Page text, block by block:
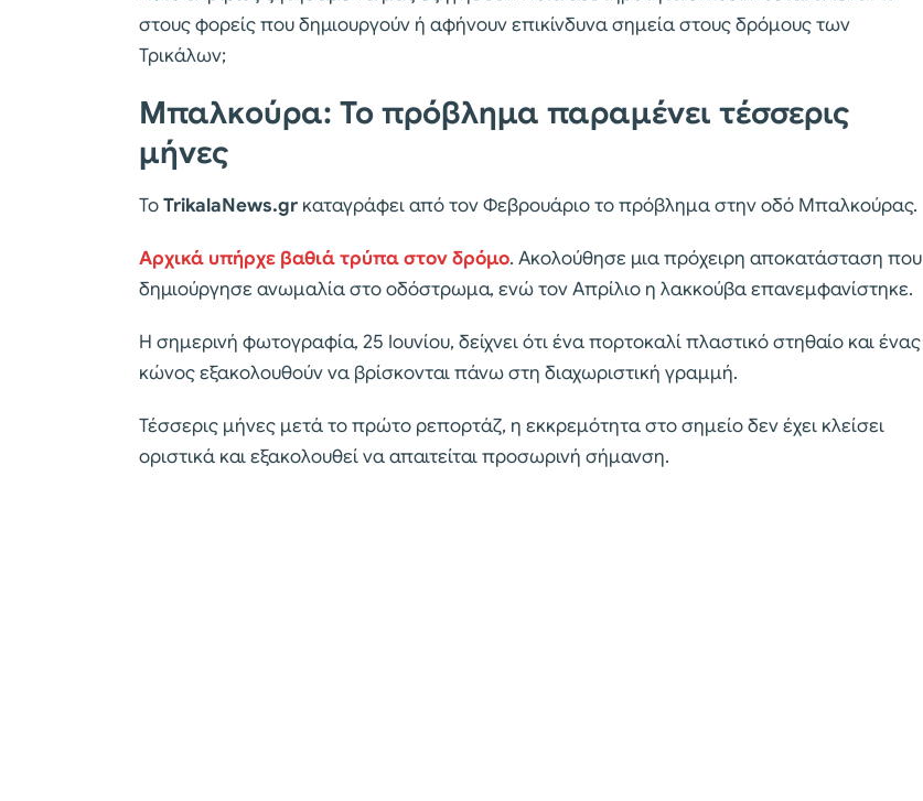
στους φορείς που δημιουργούν ή αφήνουν επικίνδυνα σημεία στους δρόμους των
Τρικάλων;
Μπαλκούρα: Το πρόβλημα παραμένει τέσσερις
μήνες
ΤοTrikalaNews.gr καταγράφει από τον Φεβρουάριο το πρόβλημα στην οδό Μπαλκούρας.
Αρχικά υπήρχε βαθιά τρύπα στον δρόμο. Ακολούθησε μια πρόχειρη αποκατάσταση που
δημιούργησε ανωμαλία στο οδόστρωμα, ενώ τον Απρίλιο η λακκούβα επανεμφανίστηκε.
Η σημερινή φωτογραφία, 25 Ιουνίου, δείχνει ότι ένα πορτοκαλί πλαστικό στηθαίο και ένας
κώνος εξακολουθούν να βρίσκονται πάνω στη διαχωριστική γραμμή.
Τέσσερις μήνες μετά το πρώτο ρεπορτάζ, η εκκρεμότητα στο σημείο δεν έχει κλείσει
οριστικά και εξακολουθεί να απαιτείται προσωρινή σήμανση.